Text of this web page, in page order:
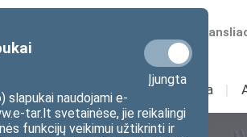
Įjungta
slapukai naudojami e-
tar.lt svetainėse, jie reikalingi
funkcijų veikimui užtikrinti ir
Numatomos
Sudėtis Veikla I